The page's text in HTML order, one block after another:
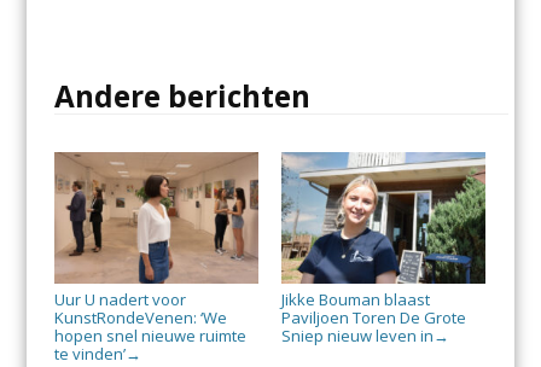
Andere berichten
Uur U nadert voor
KunstRondeVenen: ‘We
hopen snel nieuwe ruimte
te vinden’→
Jikke Bouman blaast
Paviljoen Toren De Grote
Sniep nieuw leven in →